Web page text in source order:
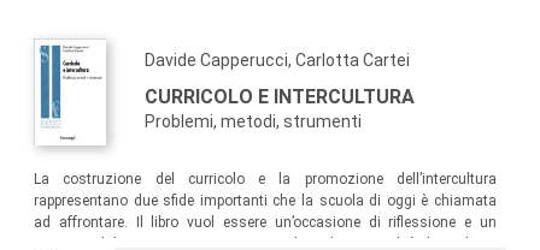
Davide Capperucci, Carlotta Cartei
CURRICOLO E INTERCULTURA
Problemi, metodi, strumenti
La costruzione del curricolo e la promozione dell’intercultura
rappresentano due sfide importanti che la scuola di oggi è chiamata
ad affrontare. Il libro vuol essere un’occasione di riflessione e un